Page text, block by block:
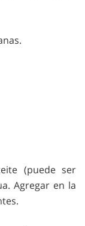
(puede ser
Agregar en la